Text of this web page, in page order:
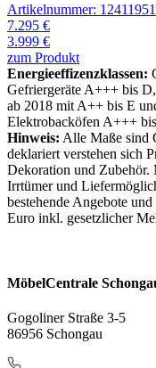
Artikelnummer:
7.295 €
3.999 €
zum Produkt
Energieeffizenzklassen:
Gefriergeräte A+++ bis
ab 2018 mit A++ bis E
Elektrobacköfen A+++
Hinweis: Alle Maße sind
deklariert verstehen sich
Dekoration und Zubehör.
Irrtümer und
bestehende Angebote
Euro inkl. gesetzlicher
MöbelCentrale
Gogoliner Straße 3-5
86956 Schongau